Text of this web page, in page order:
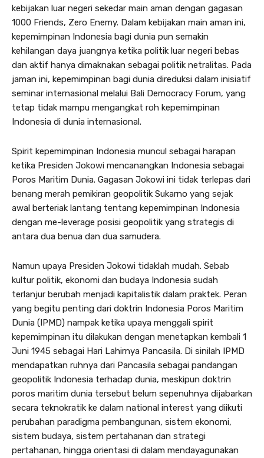
kebijakan luar negeri sekedar main aman dengan gagasan
1000 Friends, Zero Enemy. Dalam kebijakan main aman ini,
kepemimpinan Indonesia bagi dunia pun semakin
kehilangan daya juangnya ketika politik luar negeri bebas
dan aktif hanya dimaknakan sebagai politik netralitas. Pada
jaman ini, kepemimpinan bagi dunia direduksi dalam inisiatif
seminar internasional melalui Bali Democracy Forum, yang
tetap tidak mampu mengangkat roh kepemimpinan
Indonesia di dunia internasional.
Spirit kepemimpinan Indonesia muncul sebagai harapan
ketika Presiden Jokowi mencanangkan Indonesia sebagai
Poros Maritim Dunia. Gagasan Jokowi ini tidak terlepas dari
benang merah pemikiran geopolitik Sukarno yang sejak
awal berteriak lantang tentang kepemimpinan Indonesia
dengan me-leverage posisi geopolitik yang strategis di
antara dua benua dan dua samudera.
Namun upaya Presiden Jokowi tidaklah mudah. Sebab
kultur politik, ekonomi dan budaya Indonesia sudah
terlanjur berubah menjadi kapitalistik dalam praktek. Peran
yang begitu penting dari doktrin Indonesia Poros Maritim
Dunia (IPMD) nampak ketika upaya menggali spirit
kepemimpinan itu dilakukan dengan menetapkan kembali 1
Juni 1945 sebagai Hari Lahirnya Pancasila. Di sinilah IPMD
mendapatkan ruhnya dari Pancasila sebagai pandangan
geopolitik Indonesia terhadap dunia, meskipun doktrin
poros maritim dunia tersebut belum sepenuhnya dijabarkan
secara teknokratik ke dalam national interest yang diikuti
perubahan paradigma pembangunan, sistem ekonomi,
sistem budaya, sistem pertahanan dan strategi
pertahanan, hingga orientasi di dalam mendayagunakan